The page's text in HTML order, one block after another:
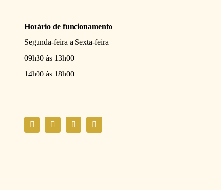
Horário de funcionamento
Segunda-feira a Sexta-feira
09h30 às 13h00
14h00 às 18h00